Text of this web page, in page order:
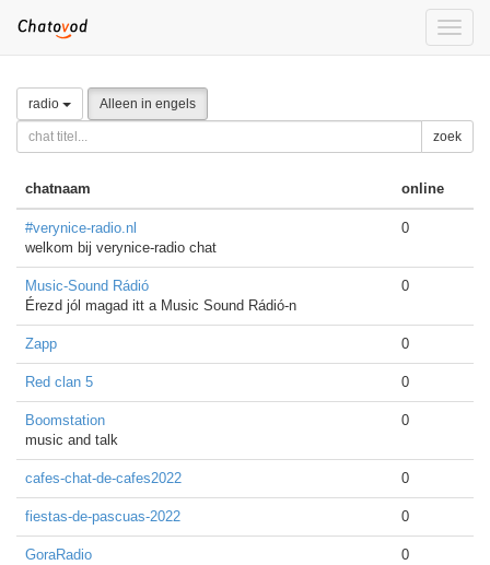
Toggle
radio Alleen in engels
zoek
chatnaam online
#verynice-radio.nl
welkom bij verynice-radio chat
0
Music-Sound Rádió
Érezd jól magad itt a Music Sound Rádió-n
0
Zapp 0
Red clan 5 0
Boomstation
music and talk
0
cafes-chat-de-cafes2022 0
fiestas-de-pascuas-2022 0
GoraRadio
0